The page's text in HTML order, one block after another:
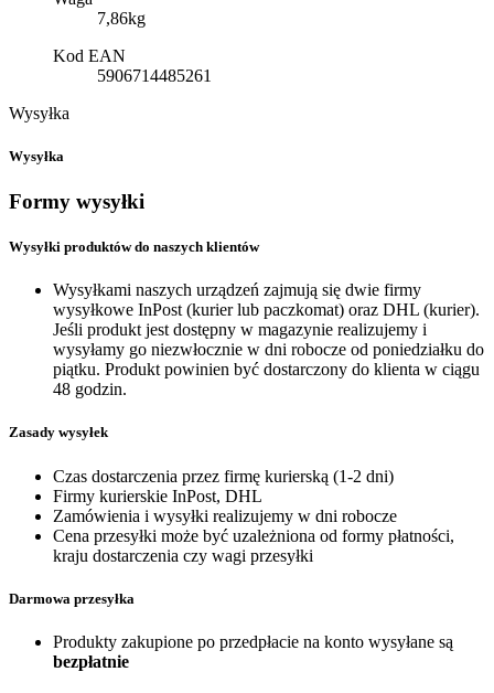
7,86kg
Kod EAN
5906714485261
Wysyłka
Wysyłka
Formy wysyłki
Wysyłki produktów do naszych klientów
Wysyłkami naszych urządzeń zajmują się dwie firmy
wysyłkowe InPost (kurier lub paczkomat) oraz DHL (kurier).
Jeśli produkt jest dostępny w magazynie realizujemy i
wysyłamy go niezwłocznie w dni robocze od poniedziałku do
piątku. Produkt powinien być dostarczony do klienta w ciągu
48 godzin.
Zasady wysyłek
Czas dostarczenia przez firmę kurierską (1-2 dni)
Firmy kurierskie InPost, DHL
Zamówienia i wysyłki realizujemy w dni robocze
Cena przesyłki może być uzależniona od formy płatności,
kraju dostarczenia czy wagi przesyłki
Darmowa przesyłka
Produkty zakupione po przedpłacie na konto wysyłane są
bezpłatnie